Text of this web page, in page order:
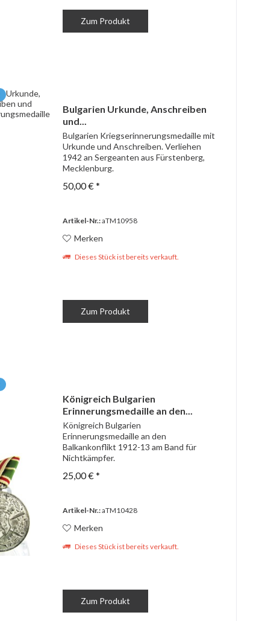
Zum Produkt
Bulgarien Urkunde, Anschreiben
und...
Bulgarien Kriegserinnerungsmedaille mit
Urkunde und Anschreiben. Verliehen
1942 an Sergeanten aus Fürstenberg,
Mecklenburg.
50,00 € *
Artikel-Nr.:aTM10958
Merken
Dieses Stück ist bereits verkauft.
Zum Produkt
Königreich Bulgarien
Erinnerungsmedaille an den...
Königreich Bulgarien
Erinnerungsmedaille an den
Balkankonflikt 1912-13 am Band für
Nichtkämpfer.
25,00 € *
Artikel-Nr.:aTM10428
Merken
Dieses Stück ist bereits verkauft.
Zum Produkt